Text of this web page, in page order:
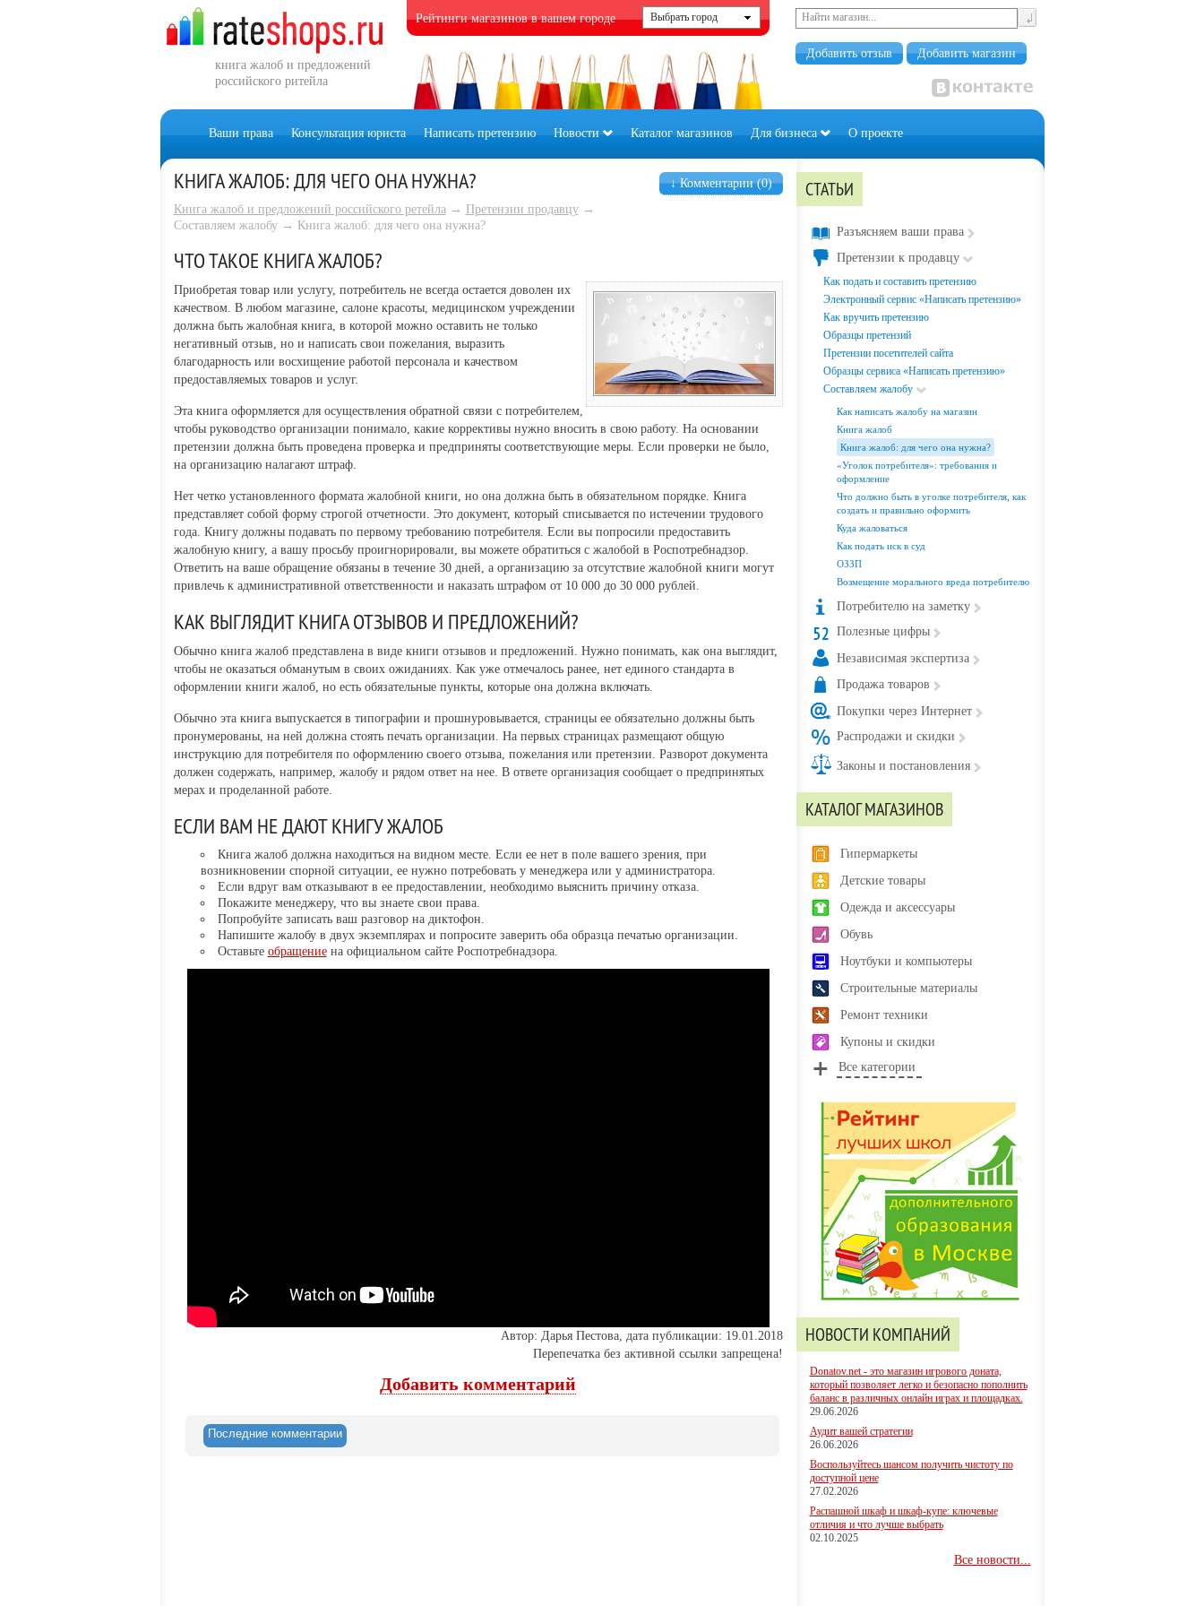
книга жалоб и предложений
российского ритейла
Рейтинги магазинов в вашем городе
Добавить отзыв Добавить магазин
Ваши права Консультация юриста Написать претензию Новости Каталог магазинов Для бизнеса О проекте
↓ Комментарии (0)
КНИГА ЖАЛОБ: ДЛЯ ЧЕГО ОНА НУЖНА?
Книга жалоб и предложений российского ретейла→ Претензии продавцу→
Составляем жалобу → Книга жалоб: для чего она нужна?
ЧТО ТАКОЕ КНИГА ЖАЛОБ?
Приобретая товар или услугу, потребитель не всегда остается доволен их
качеством. В любом магазине, салоне красоты, медицинском учреждении
должна быть жалобная книга, в которой можно оставить не только
негативный отзыв, но и написать свои пожелания, выразить
благодарность или восхищение работой персонала и качеством
предоставляемых товаров и услуг.
Эта книга оформляется для осуществления обратной связи с потребителем,
чтобы руководство организации понимало, какие коррективы нужно вносить в свою работу. На основании
претензии должна быть проведена проверка и предприняты соответствующие меры. Если проверки не было,
на организацию налагают штраф.
Нет четко установленного формата жалобной книги, но она должна быть в обязательном порядке. Книга
представляет собой форму строгой отчетности. Это документ, который списывается по истечении трудового
года. Книгу должны подавать по первому требованию потребителя. Если вы попросили предоставить
жалобную книгу, а вашу просьбу проигнорировали, вы можете обратиться с жалобой в Роспотребнадзор.
Ответить на ваше обращение обязаны в течение 30 дней, а организацию за отсутствие жалобной книги могут
привлечь к административной ответственности и наказать штрафом от 10 000 до 30 000 рублей.
КАК ВЫГЛЯДИТ КНИГА ОТЗЫВОВ И ПРЕДЛОЖЕНИЙ?
Обычно книга жалоб представлена в виде книги отзывов и предложений. Нужно понимать, как она выглядит,
чтобы не оказаться обманутым в своих ожиданиях. Как уже отмечалось ранее, нет единого стандарта в
оформлении книги жалоб, но есть обязательные пункты, которые она должна включать.
Обычно эта книга выпускается в типографии и прошнуровывается, страницы ее обязательно должны быть
пронумерованы, на ней должна стоять печать организации. На первых страницах размещают общую
инструкцию для потребителя по оформлению своего отзыва, пожелания или претензии. Разворот документа
должен содержать, например, жалобу и рядом ответ на нее. В ответе организация сообщает о предпринятых
мерах и проделанной работе.
ЕСЛИ ВАМ НЕ ДАЮТ КНИГУ ЖАЛОБ
Книга жалоб должна находиться на видном месте. Если ее нет в поле вашего зрения, при
возникновении спорной ситуации, ее нужно потребовать у менеджера или у администратора.
Если вдруг вам отказывают в ее предоставлении, необходимо выяснить причину отказа.
Покажите менеджеру, что вы знаете свои права.
Попробуйте записать ваш разговор на диктофон.
Напишите жалобу в двух экземплярах и попросите заверить оба образца печатью организации.
Оставьте обращениена официальном сайте Роспотребнадзора.
Автор: Дарья Пестова, дата публикации: 19.01.2018
Перепечатка без активной ссылки запрещена!
Добавить комментарий
Последние комментарии
СТАТЬИ
Разъясняем ваши права
Претензии к продавцу
Как подать и составить претензию
Электронный сервис «Написать претензию»
Как вручить претензию
Образцы претензий
Претензии посетителей сайта
Образцы сервиса «Написать претензию»
Составляем жалобу
Как написать жалобу на магазин
Книга жалоб
Книга жалоб: для чего она нужна?
«Уголок потребителя»: требования и
оформление
Что должно быть в уголке потребителя, как
создать и правильно оформить
Куда жаловаться
Как подать иск в суд
ОЗЗП
Возмещение морального вреда потребителю
Потребителю на заметку
Полезные цифры
Независимая экспертиза
Продажа товаров
Покупки через Интернет
Распродажи и скидки
Законы и постановления
КАТАЛОГ МАГАЗИНОВ
Гипермаркеты
Детские товары
Одежда и аксессуары
Обувь
Ноутбуки и компьютеры
Строительные материалы
Ремонт техники
Купоны и скидки
Все категории
НОВОСТИ КОМПАНИЙ
Donatov.net - это магазин игрового доната,
который позволяет легко и безопасно пополнить
баланс в различных онлайн играх и площадках.
29.06.2026
Аудит вашей стратегии
26.06.2026
Воспользуйтесь шансом получить чистоту по
доступной цене
27.02.2026
Распашной шкаф и шкаф-купе: ключевые
отличия и что лучше выбрать
02.10.2025
Все новости...